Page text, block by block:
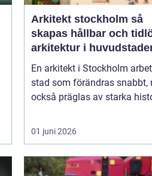
Arkitekt stockholm så
skapas hållbar och
arkitektur i
En arkitekt i Stockholm
stad som förändras snabbt,
också präglas av starka
01 juni 2026